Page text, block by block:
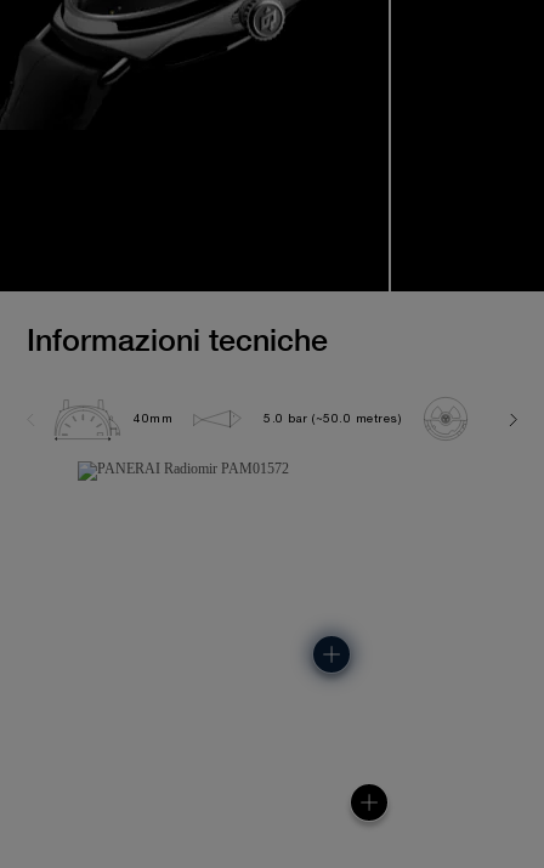
Informazioni tecniche
40mm 5.0 bar (~50.0 metres) P900